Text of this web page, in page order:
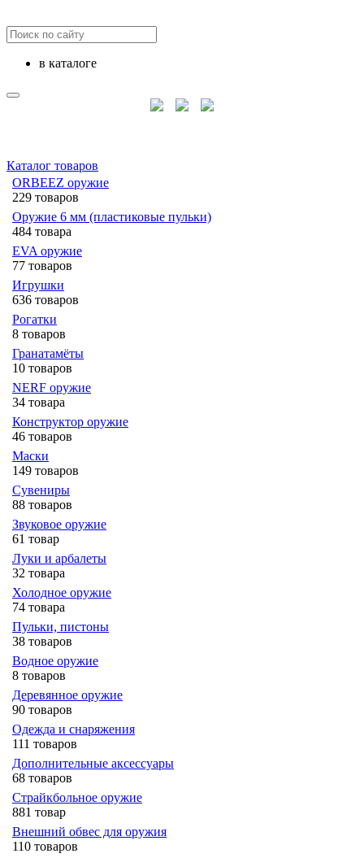
в каталоге
Каталог товаров
ORBEEZ оружие
229 товаров
Оружие 6 мм (пластиковые пульки)
484 товара
EVA оружие
77 товаров
Игрушки
636 товаров
Рогатки
8 товаров
Гранатамёты
10 товаров
NERF оружие
34 товара
Конструктор оружие
46 товаров
Маски
149 товаров
Сувениры
88 товаров
Звуковое оружие
61 товар
Луки и арбалеты
32 товара
Холодное оружие
74 товара
Пульки, пистоны
38 товаров
Водное оружие
8 товаров
Деревянное оружие
90 товаров
Одежда и снаряжения
111 товаров
Дополнительные аксессуары
68 товаров
Страйкбольное оружие
881 товар
Внешний обвес для оружия
110 товаров